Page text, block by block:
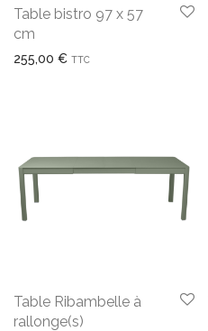
Table bistro 97 x 57
cm
255,00 € TTC
Table Ribambelle à
rallonge(s)